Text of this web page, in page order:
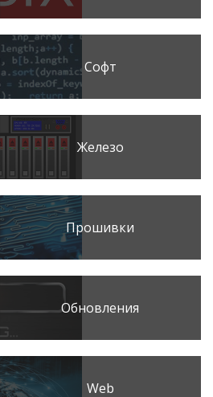
Софт
Железо
Прошивки
Обновления
Web